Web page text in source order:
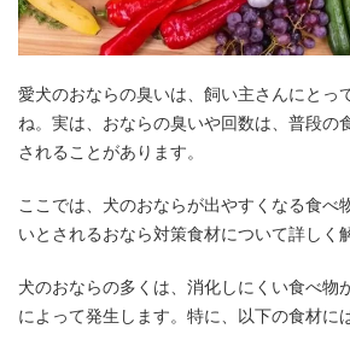
愛犬のおならの臭いは、飼い主さんにとっ
ね。実は、おならの臭いや回数は、普段の
されることがあります。
ここでは、犬のおならが出やすくなる食べ
いとされるおなら対策食材について詳しく
犬のおならの多くは、消化しにくい食べ物
によって発生します。特に、以下の食材に